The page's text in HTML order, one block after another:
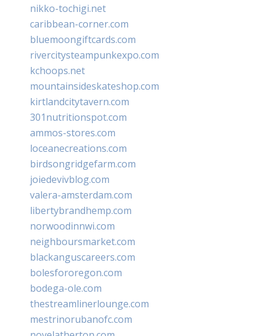
nikko-tochigi.net
caribbean-corner.com
bluemoongiftcards.com
rivercitysteampunkexpo.com
kchoops.net
mountainsideskateshop.com
kirtlandcitytavern.com
301nutritionspot.com
ammos-stores.com
loceanecreations.com
birdsongridgefarm.com
joiedevivblog.com
valera-amsterdam.com
libertybrandhemp.com
norwoodinnwi.com
neighboursmarket.com
blackanguscareers.com
bolesfororegon.com
bodega-ole.com
thestreamlinerlounge.com
mestrinorubanofc.com